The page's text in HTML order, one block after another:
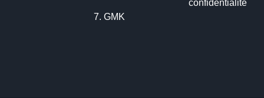
7.GMK
confidentialité